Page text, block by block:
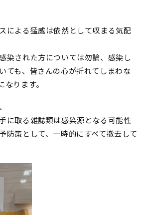
による猛威は依然として収まる気配
染された方については勿論、感染し
ても、皆さんの心が折れてしまわな
ります。
に取る雑誌類は感染源となる可能性
防策として、一時的にすべて撤去して